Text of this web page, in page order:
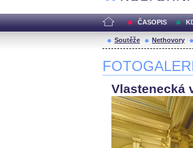
ČASOPIS
Soutěže Nethovory
Vlastenecká